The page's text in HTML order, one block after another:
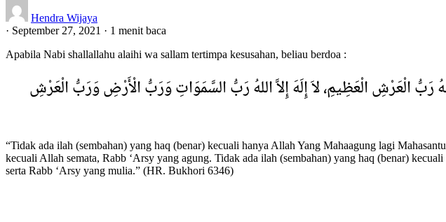
Hendra Wijaya
· September 27, 2021 · 1 menit baca
Apabila Nabi shallallahu alaihi wa sallam tertimpa kesusahan, beliau berdoa :
اللهُ رَبُّ الْعَرْشِ الْعَظِيمِ، لاَ إِلَهَ إِلاَّ اللهُ رَبُّ السَّمَوَاتِ وَرَبُّ الْأَرْضِ وَرَبُّ الْعَرْشِ
“Tidak ada ilah (sembahan) yang haq (benar) kecuali hanya Allah Yang Mahaagung lagi
kecuali Allah semata, Rabb ‘Arsy yang agung. Tidak ada ilah (sembahan) yang haq (benar)
serta Rabb ‘Arsy yang mulia.” (HR. Bukhori 6346)